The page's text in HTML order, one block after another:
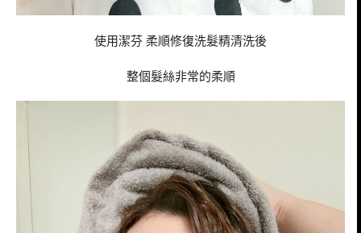
使用潔芬 柔順修復洗髮精清洗後
整個髮絲非常的柔順